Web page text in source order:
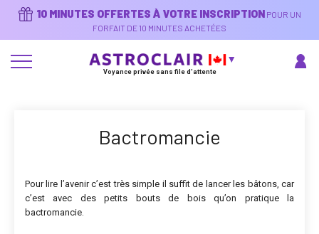
10 MINUTES OFFERTES À VOTRE INSCRIPTION POUR UN
FORFAIT DE 10 MINUTES ACHETÉES
Voyance privée sans file d'attente
Bactromancie
Pour lire l’avenir c’est très simple il suffit de lancer les bâtons, car
c’est avec des petits bouts de bois qu’on pratique la
bactromancie.